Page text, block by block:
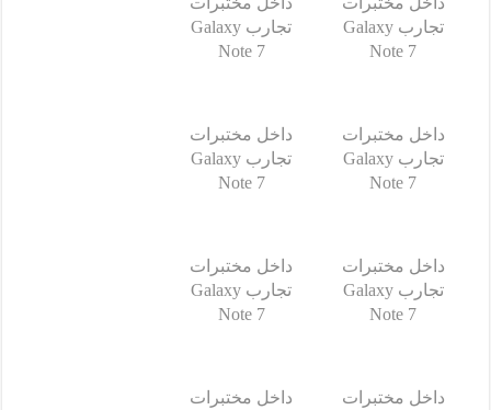
تجارب Galaxy
Note 7
تجارب Galaxy
Note 7
داخل مختبرات
تجارب Galaxy
Note 7
داخل مختبرات
تجارب Galaxy
Note 7
داخل مختبرات
تجارب Galaxy
Note 7
داخل مختبرات
تجارب Galaxy
Note 7
داخل مختبرات
داخل مختبرات